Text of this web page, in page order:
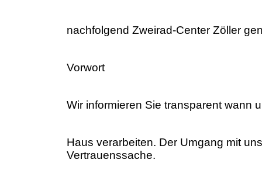
nachfolgend Zweirad-Center Zöller
Vorwort
Wir informieren Sie transparent wann
Haus verarbeiten. Der Umgang mit
Vertrauenssache.